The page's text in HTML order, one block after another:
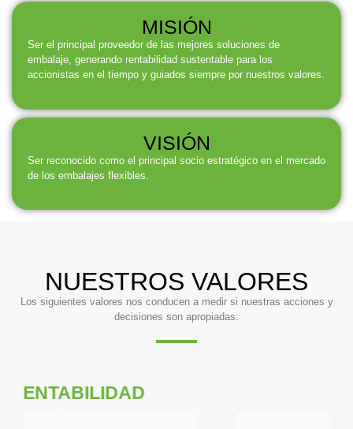
MISIÓN
Ser el principal proveedor de las mejores soluciones de
embalaje, generando rentabilidad sustentable para los
accionistas en el tiempo y guiados siempre por nuestros valores.
VISIÓN
Ser reconocido como el principal socio estratégico en el mercado
de los embalajes flexibles.
NUESTROS VALORES
Los siguientes valores nos conducen a medir si nuestras acciones y
decisiones son apropiadas:
CALIDAD